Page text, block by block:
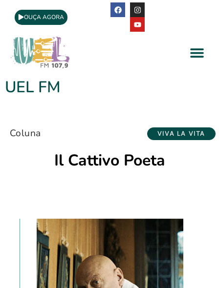
OUÇA AGORA
UEL FM
Coluna VIVA LA VITA
Il Cattivo Poeta